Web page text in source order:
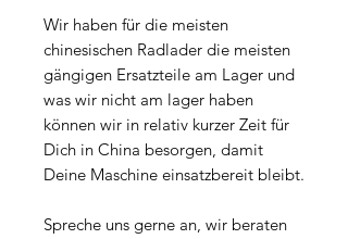
Wir haben für die meisten
chinesischen Radlader die meisten
gängigen Ersatzteile am Lager und
was wir nicht am lager haben
können wir in relativ kurzer Zeit für
Dich in China besorgen, damit
Deine Maschine einsatzbereit bleibt.
Spreche uns gerne an, wir beraten